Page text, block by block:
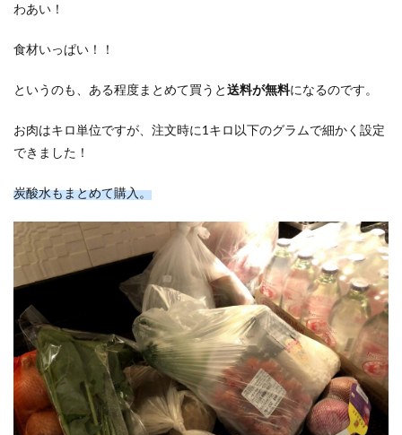
わあい！
食材いっぱい！！
というのも、ある程度まとめて買うと送料が無料になるのです。
お肉はキロ単位ですが、注文時に1キロ以下のグラムで細かく設定
できました！
炭酸水もまとめて購入。